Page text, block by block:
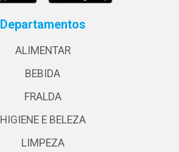
Departamentos
ALIMENTAR
BEBIDA
FRALDA
HIGIENE E BELEZA
LIMPEZA